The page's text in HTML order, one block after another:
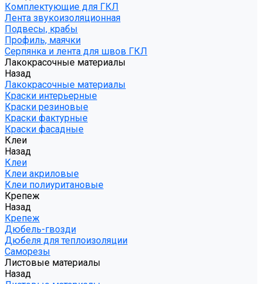
Комплектующие для ГКЛ
Лента звукоизоляционная
Подвесы, крабы
Профиль, маячки
Серпянка и лента для швов ГКЛ
Лакокрасочные материалы
Назад
Лакокрасочные материалы
Краски интерьерные
Краски резиновые
Краски фактурные
Краски фасадные
Клеи
Назад
Клеи
Клеи акриловые
Клеи полиуритановые
Крепеж
Назад
Крепеж
Дюбель-гвозди
Дюбеля для теплоизоляции
Саморезы
Листовые материалы
Назад